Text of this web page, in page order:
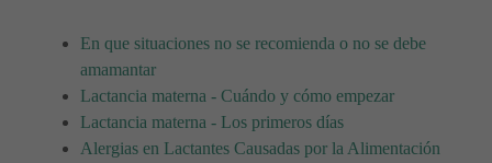
En que situaciones no se recomienda o no se debe
amamantar
Lactancia materna - Cuándo y cómo empezar
Lactancia materna - Los primeros días
Alergias en Lactantes Causadas por la Alimentación